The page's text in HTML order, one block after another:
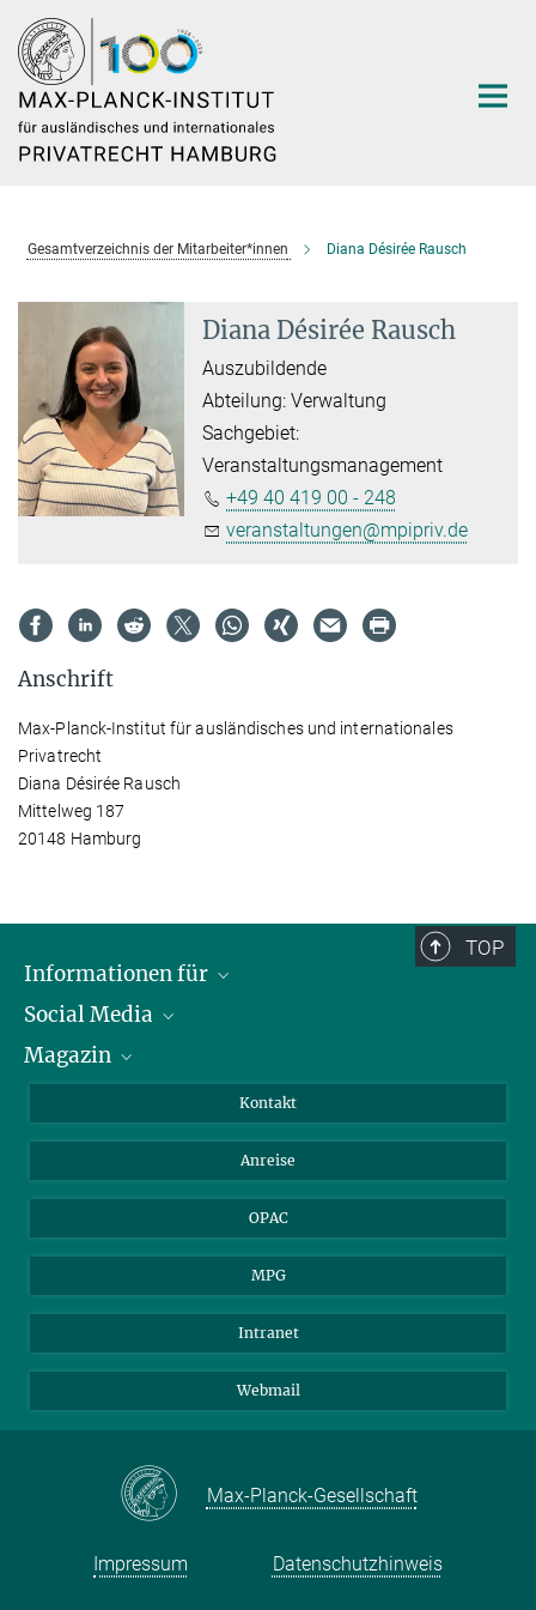
Hauptinhalt
Gesamtverzeichnis der Mitarbeiter*innen Diana Désirée Rausch
Diana Désirée Rausch
Auszubildende
Abteilung: Verwaltung
Sachgebiet:
Veranstaltungsmanagement
+49 40 419 00 - 248
veranstaltungen@mpipriv.de
Anschrift
Max-Planck-Institut für ausländisches und internationales
Privatrecht
Diana Désirée Rausch
Mittelweg 187
20148 Hamburg
TOP
Informationen für
Journalist*innen
Stipendiat*innen
Social Media
LinkedIn
Magazin
Kontakt
Anreise
OPAC
MPG
Intranet
Webmail
Max-Planck-Gesellschaft
Impressum Datenschutzhinweis